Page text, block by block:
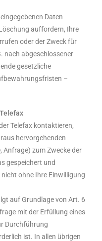
Daten
auffordern, Ihre
oder der Zweck für
nach abgeschlossener
gesetzliche
–
Telefax kontaktieren,
hervorgehenden
Anfrage) zum Zwecke der
gespeichert und
ohne Ihre Einwilligung
auf Grundlage von Art. 6
mit der Erfüllung eines
Durchführung
ist. In allen übrigen